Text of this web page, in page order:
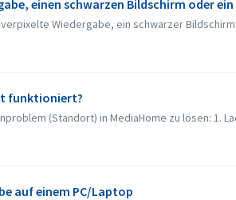
einen schwarzen Bildschirm oder
Wiedergabe, ein schwarzer
funktioniert?
(Standort) in MediaHome zu lösen: 1.
auf einem PC/Laptop